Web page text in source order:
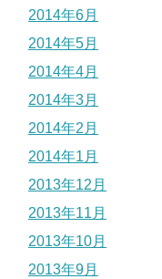
2014年6月
2014年5月
2014年4月
2014年3月
2014年2月
2014年1月
2013年12月
2013年11月
2013年10月
2013年9月